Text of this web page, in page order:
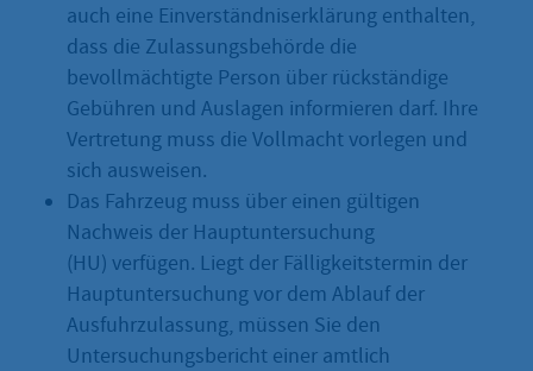
auch eine Einverständniserklärung enthalten,
dass die Zulassungsbehörde die
bevollmächtigte Person über rückständige
Gebühren und Auslagen informieren darf. Ihre
Vertretung muss die Vollmacht vorlegen und
sich ausweisen.
Das Fahrzeug muss über einen gültigen
Nachweis der Hauptuntersuchung
(HU) verfügen. Liegt der Fälligkeitstermin der
Hauptuntersuchung vor dem Ablauf der
Ausfuhrzulassung, müssen Sie den
Untersuchungsbericht einer amtlich